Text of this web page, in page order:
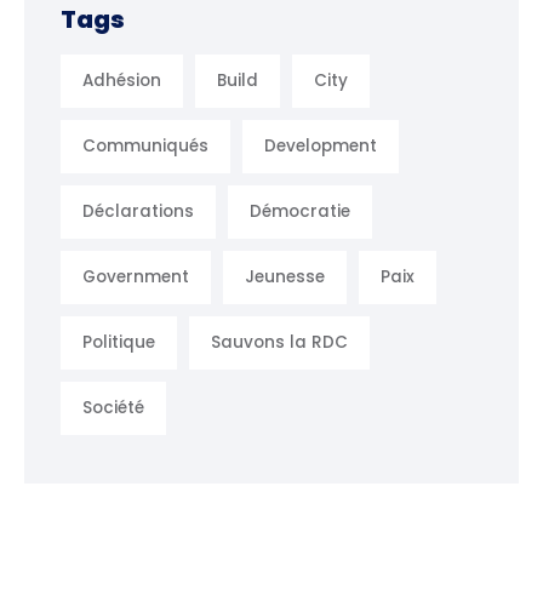
Tags
Adhésion Build City
Communiqués Development
Déclarations Démocratie
Government Jeunesse Paix
Politique Sauvons la RDC
Société